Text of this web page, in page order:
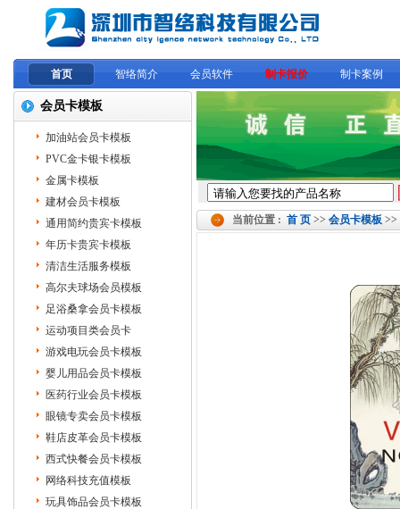
首页 智络简介 会员软件 制卡报价 制卡案例
当前位置 : 首 页 >> 会员卡模板 >>
会员卡模板
加油站会员卡模板
PVC金卡银卡模板
金属卡模板
建材会员卡模板
通用简约贵宾卡模板
年历卡贵宾卡模板
清洁生活服务模板
高尔夫球场会员模板
足浴桑拿会员卡模板
运动项目类会员卡
游戏电玩会员卡模板
婴儿用品会员卡模板
医药行业会员卡模板
眼镜专卖会员卡模板
鞋店皮革会员卡模板
西式快餐会员卡模板
网络科技充值模板
玩具饰品会员卡模板